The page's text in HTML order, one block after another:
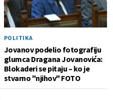
POLITIKA
Jovanov podelio fotografiju
glumca Dragana Jovanovića:
Blokaderi se pitaju – ko je
stvarno "njihov" FOTO